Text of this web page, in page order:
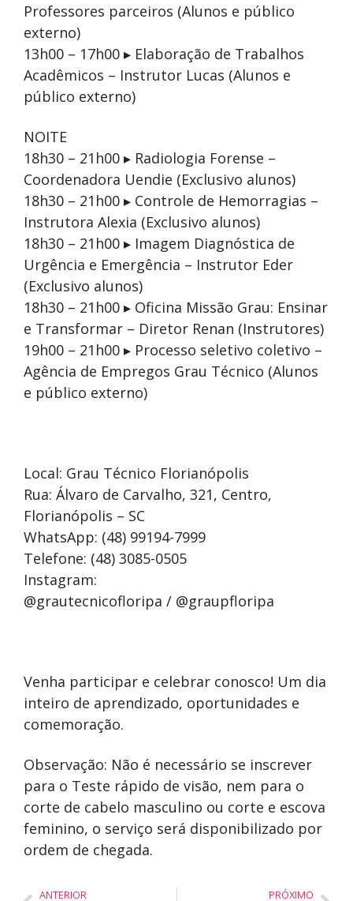
Professores parceiros (Alunos e público
externo)
13h00 – 17h00 ▸ Elaboração de Trabalhos
Acadêmicos – Instrutor Lucas (Alunos e
público externo)
NOITE
18h30 – 21h00 ▸ Radiologia Forense –
Coordenadora Uendie (Exclusivo alunos)
18h30 – 21h00 ▸ Controle de Hemorragias –
Instrutora Alexia (Exclusivo alunos)
18h30 – 21h00 ▸ Imagem Diagnóstica de
Urgência e Emergência – Instrutor Eder
(Exclusivo alunos)
18h30 – 21h00 ▸ Oficina Missão Grau: Ensinar
e Transformar – Diretor Renan (Instrutores)
19h00 – 21h00 ▸ Processo seletivo coletivo –
Agência de Empregos Grau Técnico (Alunos
e público externo)
Local: Grau Técnico Florianópolis
Rua: Álvaro de Carvalho, 321, Centro,
Florianópolis – SC
WhatsApp: (48) 99194-7999
Telefone: (48) 3085-0505
Instagram:
@grautecnicofloripa / @graupfloripa
Venha participar e celebrar conosco! Um dia
inteiro de aprendizado, oportunidades e
comemoração.
Observação: Não é necessário se inscrever
para o Teste rápido de visão, nem para o
corte de cabelo masculino ou corte e escova
feminino, o serviço será disponibilizado por
ordem de chegada.
ANTERIOR PRÓXIMO